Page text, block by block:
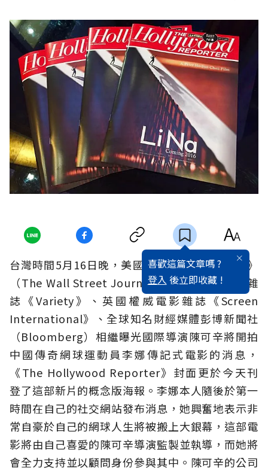
喜歡這篇文章嗎 ?
登入 後立即收藏 !
台灣時間5月16日晚，美國著名的《華爾街日報》
（The Wall Street Journal）、全球權威娛樂雜
誌《Variety》、英國權威電影雜誌《Screen
International》、全球知名財經媒體彭博新聞社
（Bloomberg）相繼曝光國際導演陳可辛將開拍
中國傳奇網球運動員李娜傳記式電影的消息，
《The Hollywood Reporter》封面更於今天刊
登了這部新片的概念版海報。李娜本人隨後於第一
時間在自己的社交網站發布消息，她興奮地表示非
常自豪於自己的網球人生將被搬上大銀幕，這部電
影將由自己喜愛的陳可辛導演監製並執導，而她將
會全力支持並以顧問身份參與其中。陳可辛的公司